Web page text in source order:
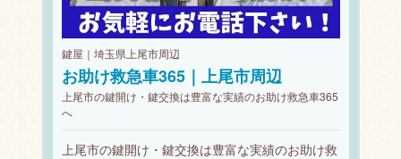
鍵屋｜埼玉県上尾市周辺
お助け救急車365｜上尾市周辺
上尾市の鍵開け・鍵交換は豊富な実績のお助け救急車365
へ
上尾市の鍵開け・鍵交換は豊富な実績のお助け救